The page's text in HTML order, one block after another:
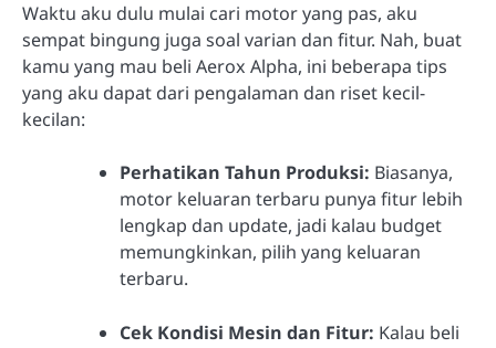
Waktu aku dulu mulai cari motor yang pas, aku
sempat bingung juga soal varian dan fitur. Nah, buat
kamu yang mau beli Aerox Alpha, ini beberapa tips
yang aku dapat dari pengalaman dan riset kecil-
kecilan:
Perhatikan Tahun Produksi: Biasanya,
motor keluaran terbaru punya fitur lebih
lengkap dan update, jadi kalau budget
memungkinkan, pilih yang keluaran
terbaru.
Cek Kondisi Mesin dan Fitur: Kalau beli